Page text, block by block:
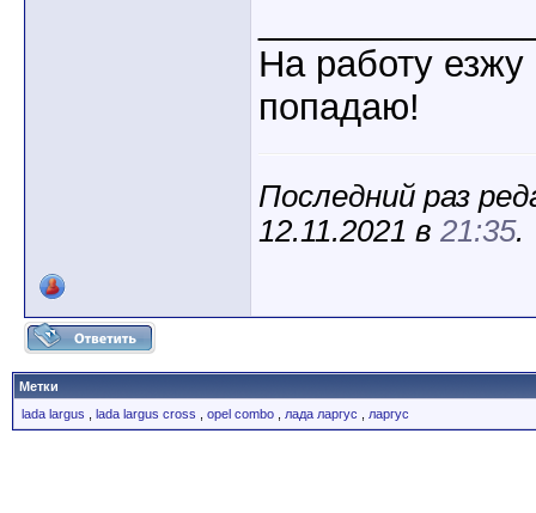
На работу
попадаю!
Последний раз
12.11.2021 в 21:35.
Метки
lada largus
lada largus cross opel combo лада ларгус ларгус